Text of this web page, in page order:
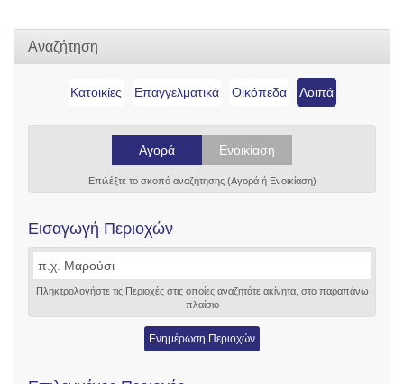
Αναζήτηση
Κατοικίες Επαγγελματικά Οικόπεδα Λοιπά
Αγορά Ενοικίαση
Επιλέξτε το σκοπό αναζήτησης (Αγορά ή Ενοικίαση)
Εισαγωγή Περιοχών
Πληκτρολογήστε τις Περιοχές στις οποίες αναζητάτε ακίνητα, στο παραπάνω
πλαίσιο
Ενημέρωση Περιοχών